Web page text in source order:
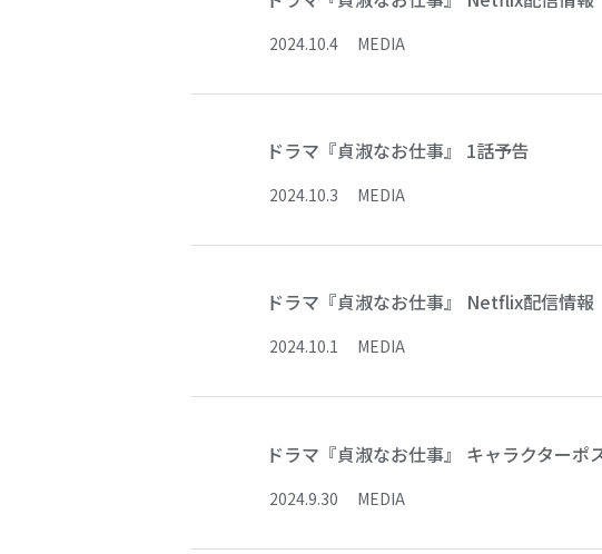
2024.10.4 MEDIA
ドラマ『貞淑なお仕事』 1話予告
2024.10.3 MEDIA
ドラマ『貞淑なお仕事』 Netflix配信情報
2024.10.1 MEDIA
ドラマ『貞淑なお仕事』 キャラクターポ
2024.9.30 MEDIA